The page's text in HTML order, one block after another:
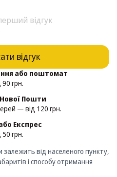
відгук
відгук
або поштомат
грн.
Пошти
— від 120 грн.
Експрес
грн.
від населеного пункту,
і способу отримання